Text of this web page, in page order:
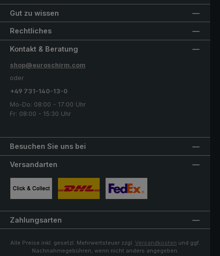
Gut zu wissen
Rechtliches
Besuchen Sie uns bei
Kontakt & Beratung
shop@euroschirm.com
oder
+49 731-140-13-0
Mo-Do: 08:00 - 17:00 Uhr
Fr: 08:00 - 15:30 Uhr
Versandarten
Zahlungsarten
Alle Preise inkl. gesetzl. Mehrwertsteuer zzgl. Versandkosten und ggf.
Nachnahmegebühren, wenn nicht anders angegeben.